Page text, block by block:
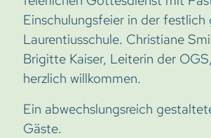
Einschulungsfeier in der
Laurentiusschule. Christiane
Brigitte Kaiser, Leiterin der
herzlich willkommen.
Ein abwechslungsreich
Gäste.